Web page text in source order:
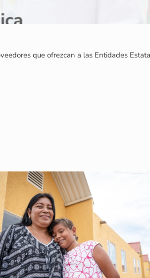
que ofrezcan a las Entidades